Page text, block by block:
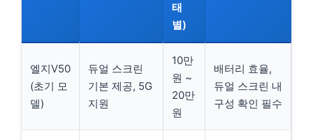
태
별)
엘지V50
(초기 모
델)
듀얼 스크린
기본 제공, 5G
지원
10만
원 ~
20만
원
배터리 효율,
듀얼 스크린 내
구성 확인 필수